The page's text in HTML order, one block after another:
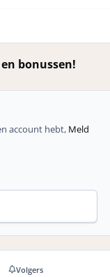
bonussen!
account hebt, Meld
Volgers